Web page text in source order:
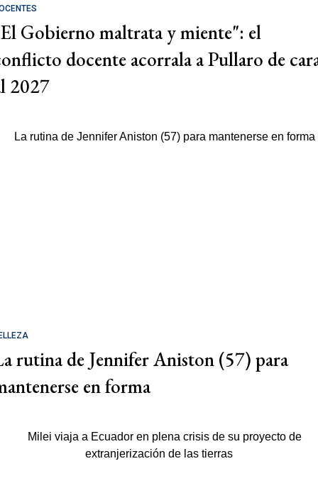
Gobierno maltrata y miente": el
docente acorrala a Pullaro de
2027
rutina de Jennifer Aniston (57) para
en forma